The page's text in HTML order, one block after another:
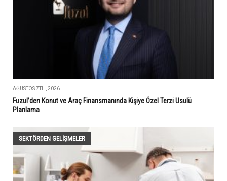
AĞUSTOS 7TH, 2026
Fuzul’den Konut ve Araç Finansmanında Kişiye Özel Terzi Usulü
Planlama
SEKTÖRDEN GELIŞMELER